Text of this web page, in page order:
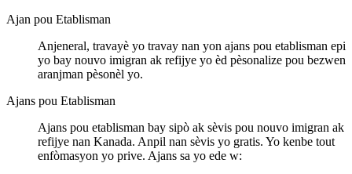
Ajan pou Etablisman
Anjeneral, travayè yo travay nan yon ajans pou etablisman epi
yo bay nouvo imigran ak refijye yo èd pèsonalize pou bezwen
aranjman pèsonèl yo.
Ajans pou Etablisman
Ajans pou etablisman bay sipò ak sèvis pou nouvo imigran ak
refijye nan Kanada. Anpil nan sèvis yo gratis. Yo kenbe tout
enfòmasyon yo prive. Ajans sa yo ede w: